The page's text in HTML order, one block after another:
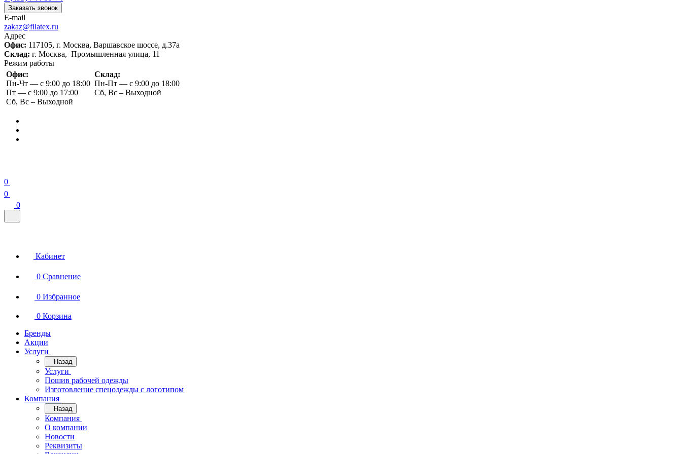
Заказать звонок
E-mail
zakaz@filatex.ru
Адрес
Офис: 117105, г. Москва, Варшавское шоссе, д.37а
Склад: г. Москва, Промышленная улица, 11
Режим работы
Офис:
Пн-Чт — с 9:00 до 18:00
Пт — с 9:00 до 17:00
Сб, Вс – Выходной
Склад:
Пн-Пт — с 9:00 до 18:00
Сб, Вс – Выходной
0
0
0
Кабинет
0 Сравнение
0 Избранное
0 Корзина
Бренды
Акции
Услуги
Назад
Услуги
Пошив рабочей одежды
Изготовление спецодежды с логотипом
Компания
Назад
Компания
О компании
Новости
Реквизиты